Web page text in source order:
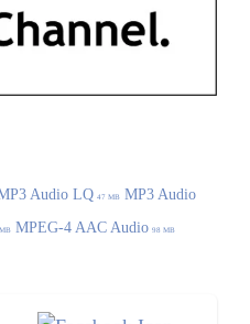
Audio LQ 47 MB MP3 Audio
MPEG-4 AAC Audio 98 MB